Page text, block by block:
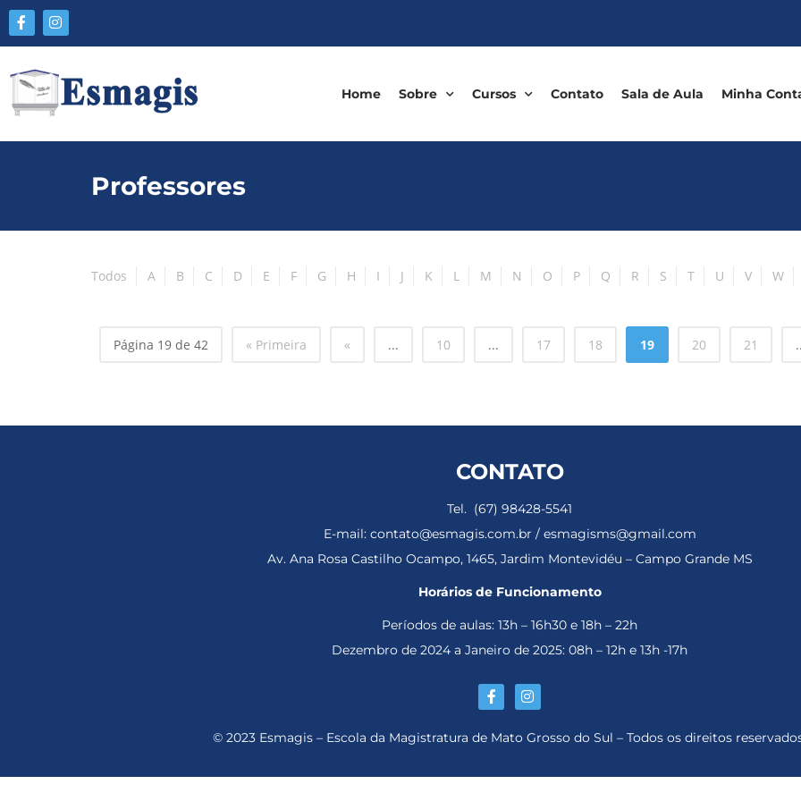
Home Sobre Cursos Contato Sala de Aula Minha
Professores
Todos A B C D E F G H I J K L M N O P Q R S T U V W
Página 19 de 42 « Primeira « ... 10 ... 17 18 19 20 21
CONTATO
Tel. (67) 98428-5541
E-mail: contato@esmagis.com.br / esmagisms@gmail.com
Av. Ana Rosa Castilho Ocampo, 1465, Jardim Montevidéu – Campo Grande MS
Horários de Funcionamento
Períodos de aulas: 13h – 16h30 e 18h – 22h
Dezembro de 2024 a Janeiro de 2025: 08h – 12h e 13h -17h
© 2023 Esmagis – Escola da Magistratura de Mato Grosso do Sul – Todos os direitos